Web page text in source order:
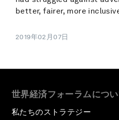
better, fairer, more
2019年02月07日
世界経済フォーラムにつ
私たちのストラテジー